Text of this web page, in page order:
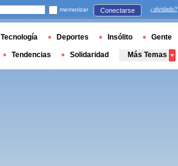
memorizar Conectarse ¿olvidado?
Tecnología Deportes Insólito Gente
Tendencias Solidaridad Más Temas